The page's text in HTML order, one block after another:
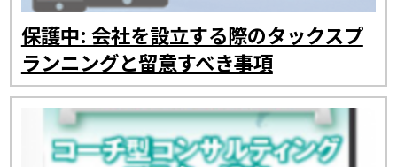
保護中: 会社を設立する際のタックスプ
ランニングと留意すべき事項